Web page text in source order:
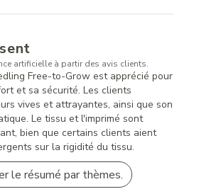
artificielle à partir des avis clients.
Free-to-Grow est apprécié pour
et sa sécurité. Les clients
vives et attrayantes, ainsi que son
Le tissu et l'imprimé sont
bien que certains clients aient
sur la rigidité du tissu.
le résumé par thèmes.